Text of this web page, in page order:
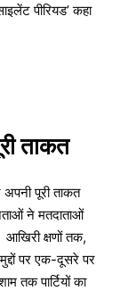
पीरियड’ कहा
ताकत
पूरी ताकत
ने मतदाताओं
आखिरी क्षणों तक,
पर एक-दूसरे पर
तक पार्टियों का